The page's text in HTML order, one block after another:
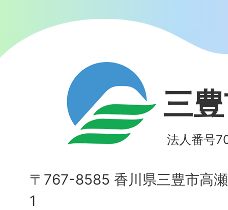
三
法人番号
〒767-8585 香川県三豊市高
1